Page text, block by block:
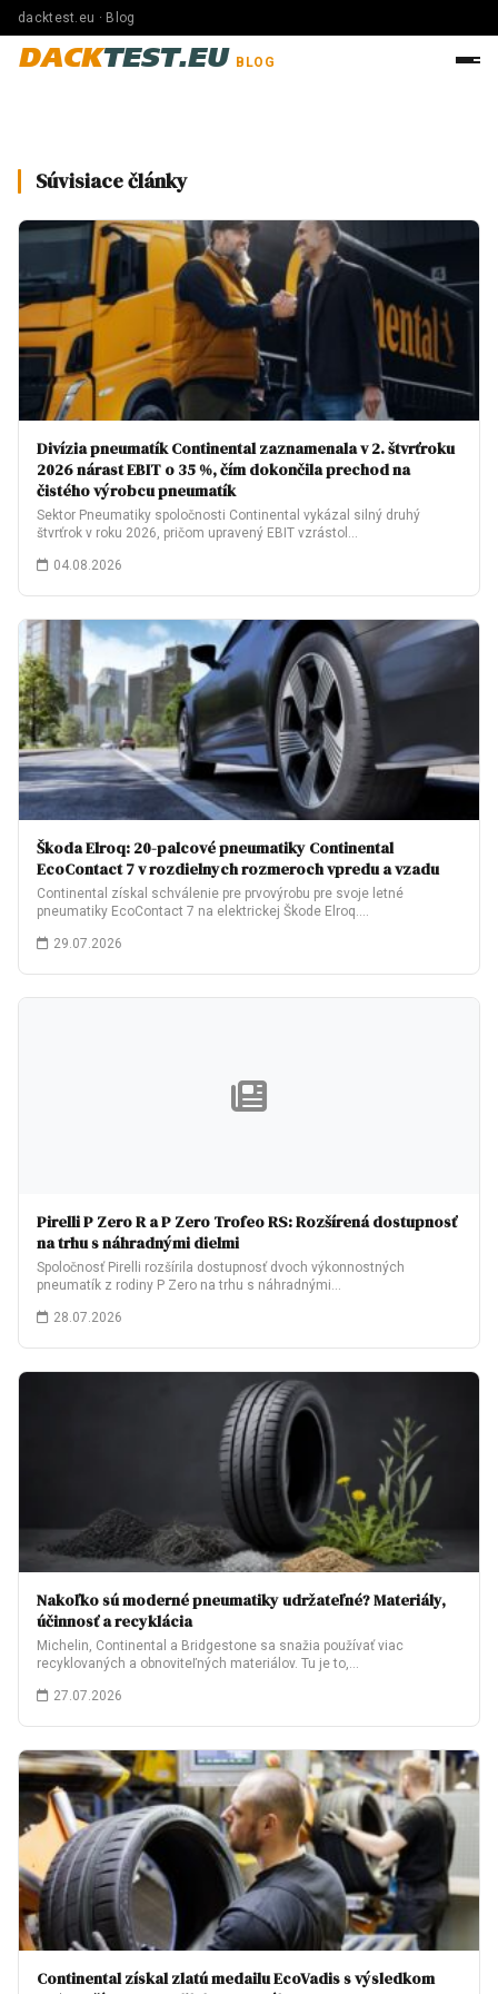
dacktest.eu · Blog
DACKTEST.EU BLOG
Súvisiace články
Divízia pneumatík Continental zaznamenala v 2. štvrťroku
2026 nárast EBIT o 35 %, čím dokončila prechod na
čistého výrobcu pneumatík
Sektor Pneumatiky spoločnosti Continental vykázal silný druhý
štvrťrok v roku 2026, pričom upravený EBIT vzrástol…
04.08.2026
Škoda Elroq: 20-palcové pneumatiky Continental
EcoContact 7 v rozdielnych rozmeroch vpredu a vzadu
Continental získal schválenie pre prvovýrobu pre svoje letné
pneumatiky EcoContact 7 na elektrickej Škode Elroq.…
29.07.2026
Pirelli P Zero R a P Zero Trofeo RS: Rozšírená dostupnosť
na trhu s náhradnými dielmi
Spoločnosť Pirelli rozšírila dostupnosť dvoch výkonnostných
pneumatík z rodiny P Zero na trhu s náhradnými…
28.07.2026
Nakoľko sú moderné pneumatiky udržateľné? Materiály,
účinnosť a recyklácia
Michelin, Continental a Bridgestone sa snažia používať viac
recyklovaných a obnoviteľných materiálov. Tu je to,…
27.07.2026
Continental získal zlatú medailu EcoVadis s výsledkom